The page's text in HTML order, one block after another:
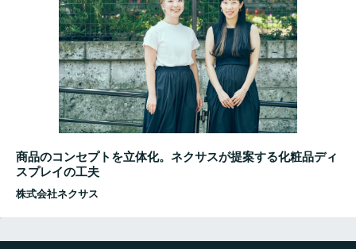
商品のコンセプトを立体化。ネクサスが提案する化粧品ディ
スプレイの工夫
株式会社ネクサス